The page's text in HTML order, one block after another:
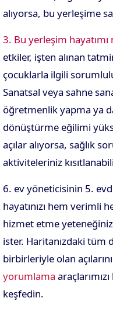
alıyorsa, bu yerleşime
3. Bu yerleşim hayatımı
etkiler, işten alınan
çocuklarla ilgili
Sanatsal veya sahne
öğretmenlik yapma ya
dönüştürme eğilimi
açılar alıyorsa, sağlık
aktiviteleriniz
6. ev yöneticisinin 5.
hayatınızı hem verimli
hizmet etme
ister. Haritanızdaki tüm
birbirleriyle olan
yorumlama
keşfedin.